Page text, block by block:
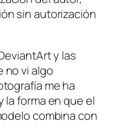
sin autorización
y las
no vi algo
me ha
forma en que el
combina con